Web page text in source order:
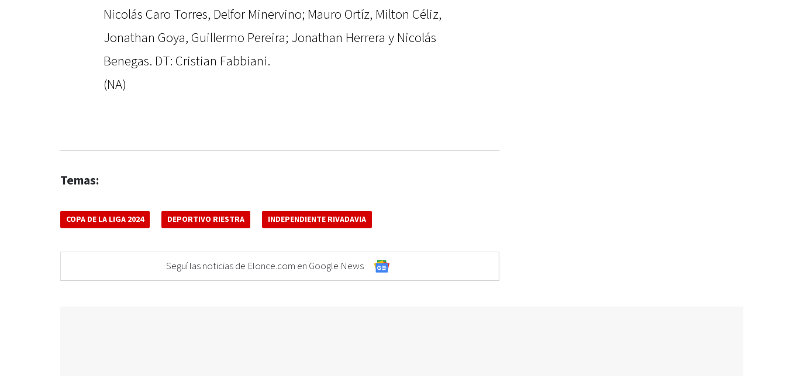
Nicolás Caro Torres, Delfor Minervino; Mauro Ortíz, Milton Céliz,
Jonathan Goya, Guillermo Pereira; Jonathan Herrera y Nicolás
Benegas. DT: Cristian Fabbiani.
(NA)
Temas:
COPA DE LA LIGA 2024 DEPORTIVO RIESTRA INDEPENDIENTE RIVADAVIA
Seguí las noticias de Elonce.com en Google News